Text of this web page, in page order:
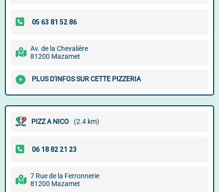
Av. de la Chevalière
81200 Mazamet
PLUS D'INFOS SUR CETTE PIZZERIA
PIZZ A NICO (2.4 km)
7 Rue de la Ferronnerie
81200 Mazamet